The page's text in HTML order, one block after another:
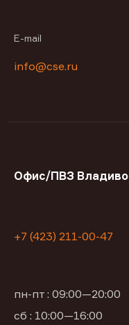
E-mail
info@cse.ru
Офис/ПВЗ
+7 (423) 211-00-47
пн-пт : 09:00—20:00
сб : 10:00—16:00